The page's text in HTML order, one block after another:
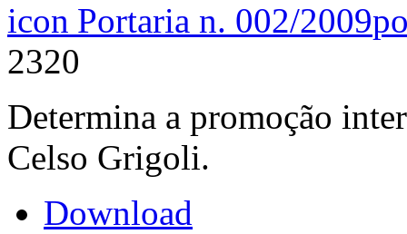
Portaria n. 002/2009
2320
Determina a promoção
Celso Grigoli.
Download